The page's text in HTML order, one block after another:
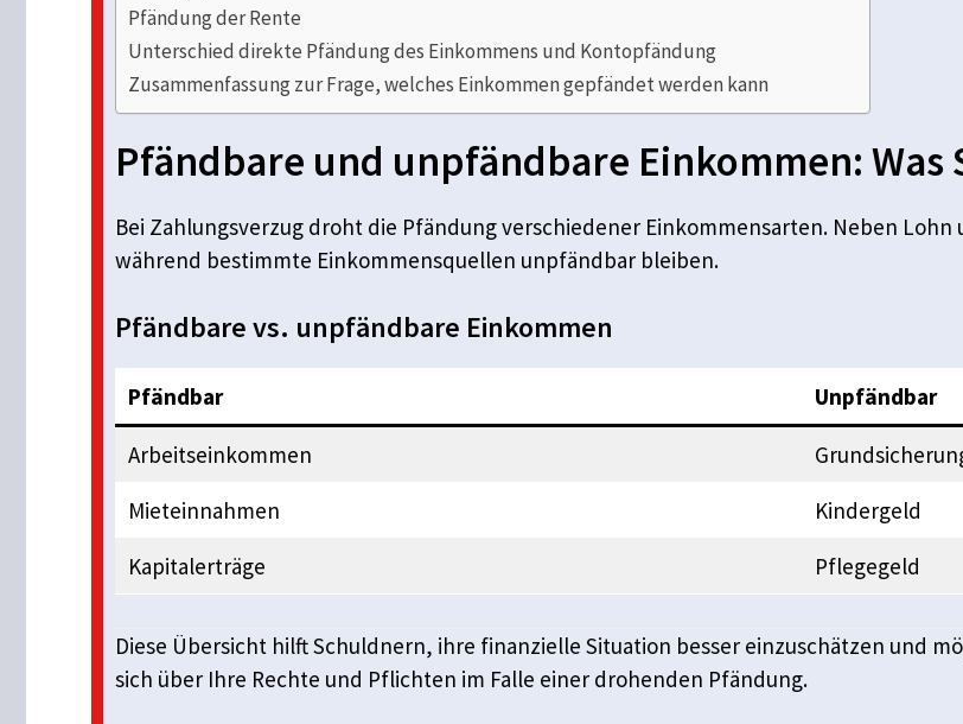
Pfändung der Rente
Unterschied direkte Pfändung des Einkommens und Kontopfändung
Zusammenfassung zur Frage, welches Einkommen gepfändet werden kann
Pfändbare und unpfändbare Einkommen: Was
Bei Zahlungsverzug droht die Pfändung verschiedener Einkommensarten. Neben
während bestimmte Einkommensquellen unpfändbar bleiben.
Pfändbare vs. unpfändbare Einkommen
Pfändbar Unpfändbar
Arbeitseinkommen
Mieteinnahmen
Kindergeld
Kapitalerträge
Pflegegeld
Diese Übersicht hilft Schuldnern, ihre finanzielle Situation besser einzuschätzen und
sich über Ihre Rechte und Pflichten im Falle einer drohenden Pfändung.